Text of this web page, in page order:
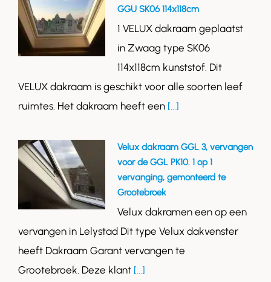
GGU SK06 114x118cm
1 VELUX dakraam geplaatst
in Zwaag type SK06
114x118cm kunststof. Dit
VELUX dakraam is geschikt voor alle soorten leef
ruimtes. Het dakraam heeft een [...]
Velux dakraam GGL 3, vervangen
voor de GGL PK10. 1 op 1
vervanging, gemonteerd te
Grootebroek
Velux dakramen een op een
vervangen in Lelystad Dit type Velux dakvenster
heeft Dakraam Garant vervangen te
Grootebroek. Deze klant [...]